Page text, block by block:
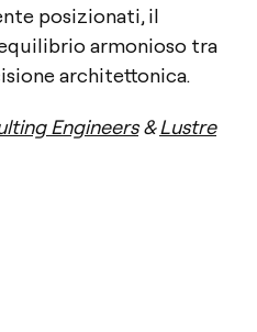
posizionati, il
armonioso tra
architettonica.
Engineers&Lustre